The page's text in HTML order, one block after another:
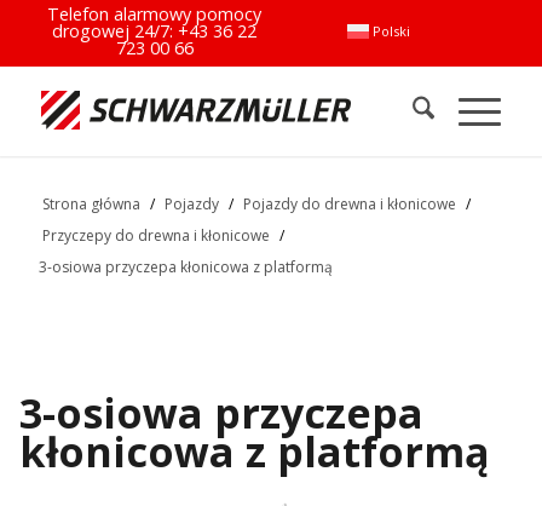
Polski
Telefon alarmowy pomocy
drogowej 24/7:+43 36 22
723 00 66
Strona główna / Pojazdy / Pojazdy do drewna i kłonicowe /
Przyczepy do drewna i kłonicowe /
3-osiowa przyczepa kłonicowa z platformą
3-osiowa przyczepa
kłonicowa z platformą